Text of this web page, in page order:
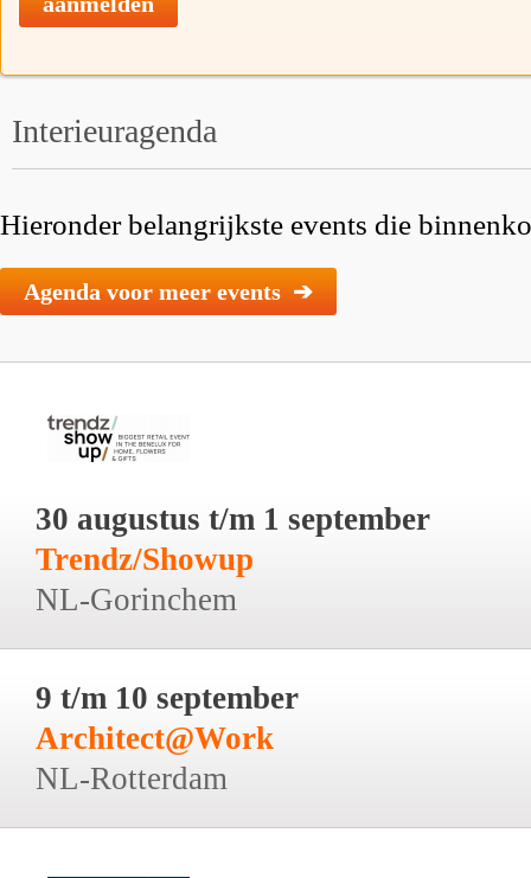
Interieuragenda
Hieronder belangrijkste events die
Agenda voor meer events ➔
30 augustus t/m 1 september
Trendz/Showup
NL-Gorinchem
9 t/m 10 september
Architect@Work
NL-Rotterdam